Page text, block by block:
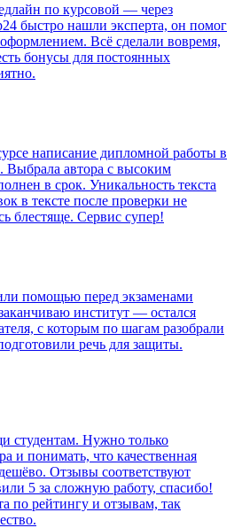
по курсовой — через
быстро нашли эксперта, он помог
Всё сделали вовремя,
бонусы для постоянных
написание дипломной работы в
Выбрала автора с высоким
в срок. Уникальность текста
в тексте после проверки не
блестяще. Сервис супер!
помощью перед экзаменами
институт — остался
с которым по шагам разобрали
речь для защиты.
студентам. Нужно только
и понимать, что качественная
Отзывы соответствуют
5 за сложную работу, спасибо!
по рейтингу и отзывам, так